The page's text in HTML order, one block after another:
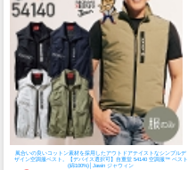
風合いの良いコットン素材を採用したアウトドアテイストなシンプルデ
ザイン空調服ベスト。
【デバイス選択可】自重堂 54140 空調服™ ベスト
(綿100%)│Jawin ジャウィン